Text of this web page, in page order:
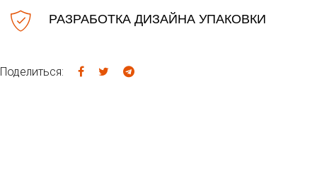
РАЗРАБОТКА ДИЗАЙНА УПАКОВКИ
Поделиться: